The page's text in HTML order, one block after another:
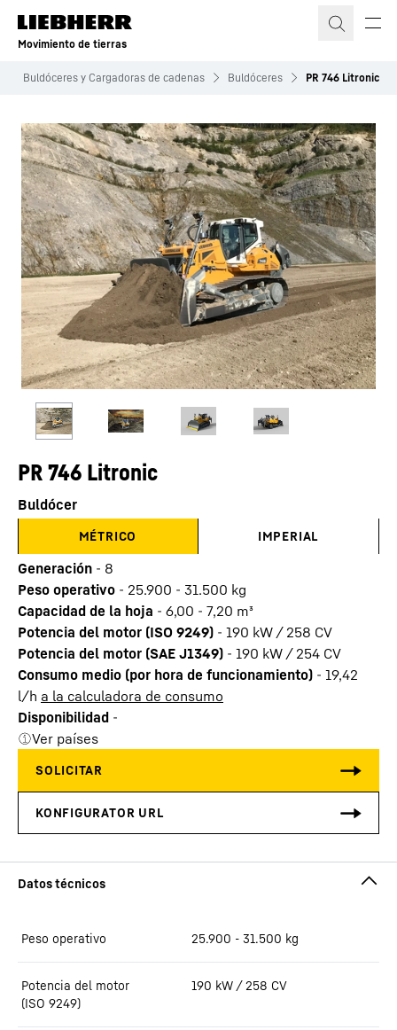
Movimiento de tierras
Buldóceres y Cargadoras de cadenas Buldóceres PR 746 Litronic
PR 746 Litronic
Buldócer
MÉTRICO IMPERIAL
Generación - 8
Peso operativo - 25.900 - 31.500 kg
Capacidad de la hoja - 6,00 - 7,20 m³
Potencia del motor (ISO 9249) - 190 kW / 258 CV
Potencia del motor (SAE J1349) - 190 kW / 254 CV
Consumo medio (por hora de funcionamiento) - 19,42
l/h a la calculadora de consumo
Disponibilidad -
Ver países
Peso operativo 25.900 - 31.500 kg
Potencia del motor
(ISO 9249)
190 kW / 258 CV